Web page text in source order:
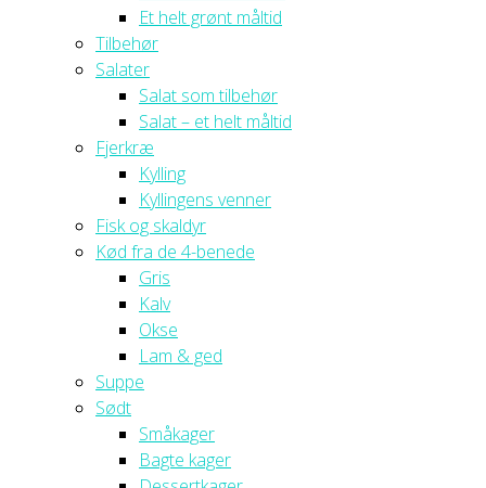
Et helt grønt måltid
Tilbehør
Salater
Salat som tilbehør
Salat – et helt måltid
Fjerkræ
Kylling
Kyllingens venner
Fisk og skaldyr
Kød fra de 4-benede
Gris
Kalv
Okse
Lam & ged
Suppe
Sødt
Småkager
Bagte kager